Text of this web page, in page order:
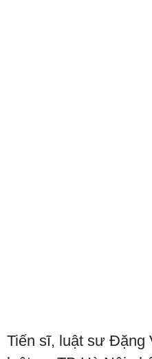
Tiến sĩ, luật sư Đặng